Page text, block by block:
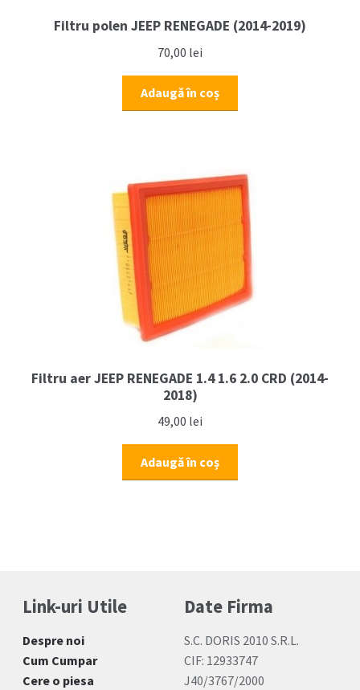
Filtru polen JEEP RENEGADE (2014-2019)
70,00 lei
Adaugă în coș
Filtru aer JEEP RENEGADE 1.4 1.6 2.0 CRD (2014-
2018)
49,00 lei
Adaugă în coș
Link-uri Utile
Despre noi
Cum Cumpar
Cere o piesa
Date Firma
S.C. DORIS 2010 S.R.L.
CIF: 12933747
J40/3767/2000